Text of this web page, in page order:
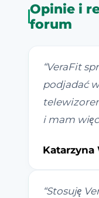
Opinie i
forum
“VeraFit
podjadać
i mam
Katarzyna
“Stosuję